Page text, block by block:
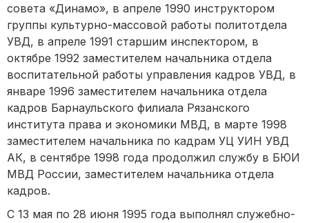
совета «Динамо», в апреле 1990 инструктором
группы культурно-массовой работы политотдела
УВД, в апреле 1991 старшим инспектором, в
октябре 1992 заместителем начальника отдела
воспитательной работы управления кадров УВД, в
январе 1996 заместителем начальника отдела
кадров Барнаульского филиала Рязанского
института права и экономики МВД, в марте 1998
заместителем начальника по кадрам УЦ УИН УВД
АК, в сентябре 1998 года продолжил службу в БЮИ
МВД России, заместителем начальника отдела
кадров.
С 13 мая по 28 июня 1995 года выполнял служебно-